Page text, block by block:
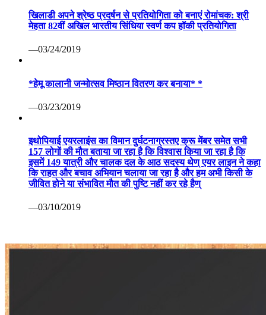
खिलाडी अपने श्रेष्ठ प्रदर्षन से प्रतियोगिता को बनाएं रोमांचक: श्री
मेहता 82वीं अखिल भारतीय सिंधिया स्वर्ण कप हॉकी प्रतियोगिता
—03/24/2019
*हेमू कालानी जन्मोत्सव मिष्ठान वितरण कर बनाया* *
—03/23/2019
इथोपियाई एयरलाइंस का विमान दुर्घटनाग्रस्तए क्रू मेंबर समेत सभी
157 लोगों की मौत बताया जा रहा है कि विश्वास किया जा रहा है कि
इसमें 149 यात्री और चालक दल के आठ सदस्य थेण् एयर लाइन ने कहा
कि राहत और बचाव अभियान चलाया जा रहा है और हम अभी किसी के
जीवित होने या संभावित मौत की पुष्टि नहीं कर रहे हैण्
—03/10/2019